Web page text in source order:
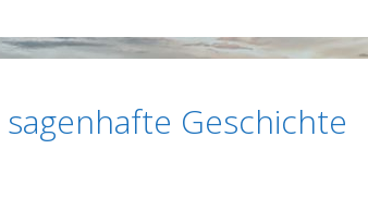
Geschichte